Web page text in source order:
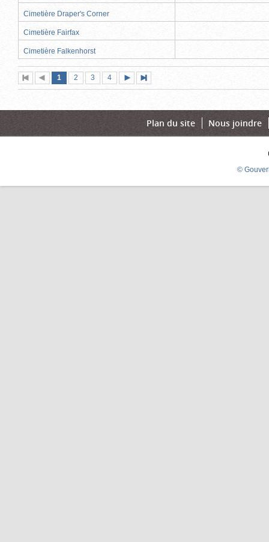
Cimetière Draper's Corner
Cimetière Fairfax
Cimetière Falkenhorst
Première
page
Page
précédente
Page
1 (page
actuelle)
Page
2 Page
3 Page
4
suivante
page
Plan du site Nous joindre
©